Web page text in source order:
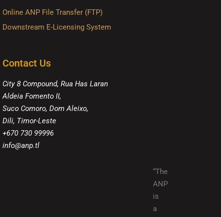
Online ANP File Transfer (FTP)
Downstream E-Licensing System
Contact Us
City 8 Compound, Rua Has Laran
Aldeia Fomento II,
Suco Comoro, Dom Aleixo,
Dili, Timor-Leste
+670 730 99996
info@anp.tl
“The
ANP
is
a